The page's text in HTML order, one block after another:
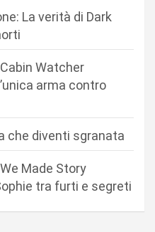
La verità di Dark
Watcher
arma contro
che diventi sgranata
Made Story
tra furti e segreti